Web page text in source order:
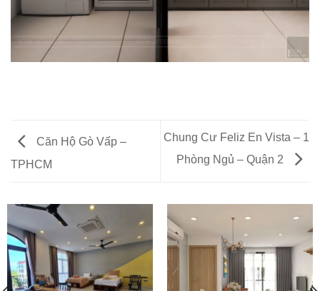
Căn Hộ Gò Vấp –
TPHCM
Chung Cư Feliz En Vista – 1
Phòng Ngủ – Quận 2